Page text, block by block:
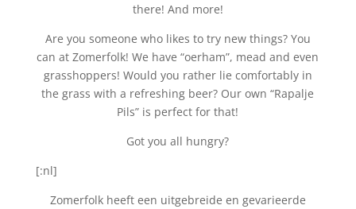
there! And more!
Are you someone who likes to try new things? You
can at Zomerfolk! We have “oerham”, mead and even
grasshoppers! Would you rather lie comfortably in
the grass with a refreshing beer? Our own “Rapalje
Pils” is perfect for that!
Got you all hungry?
[:nl]
Zomerfolk heeft een uitgebreide en gevarieerde